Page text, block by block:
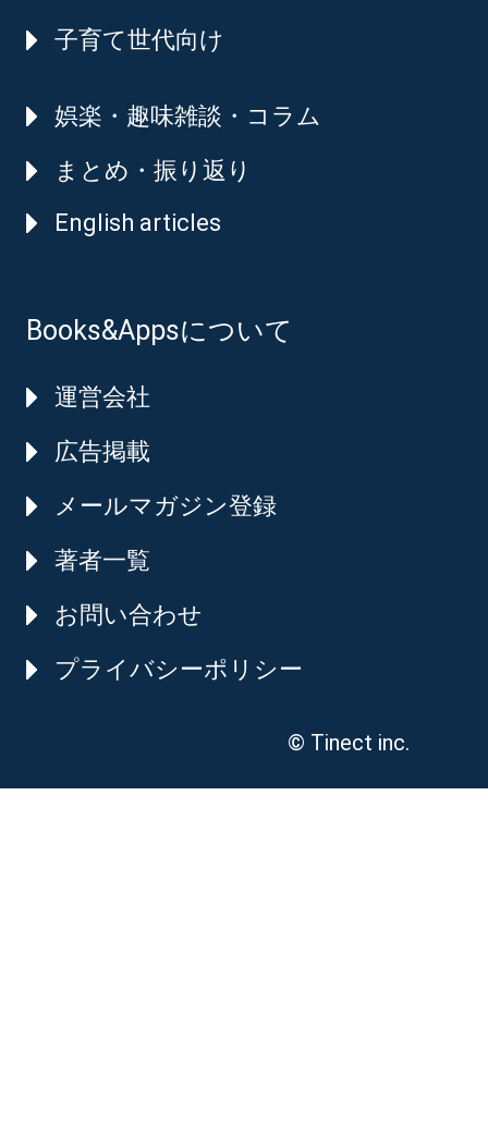
子育て世代向け
娯楽・趣味雑談・コラム
まとめ・振り返り
English articles
Books&Appsについて
運営会社
広告掲載
メールマガジン登録
著者一覧
お問い合わせ
プライバシーポリシー
© Tinect inc.